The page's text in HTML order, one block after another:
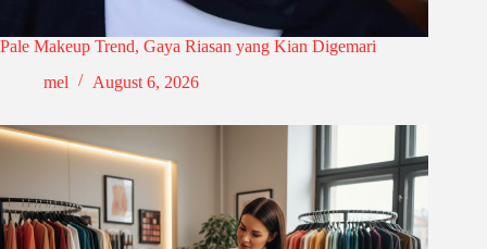
Pale Makeup Trend, Gaya Riasan yang Kian Digemari
mel
August 6, 2026